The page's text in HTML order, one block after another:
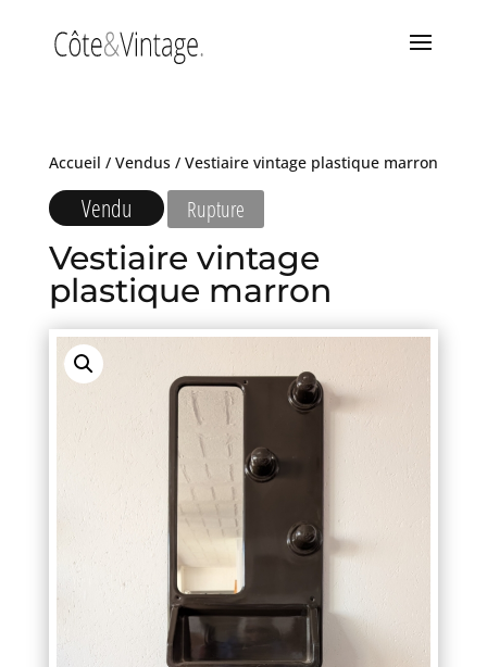
Accueil / Vendus/ Vestiaire vintage plastique marron
Vendu Rupture
Vestiaire vintage
plastique marron